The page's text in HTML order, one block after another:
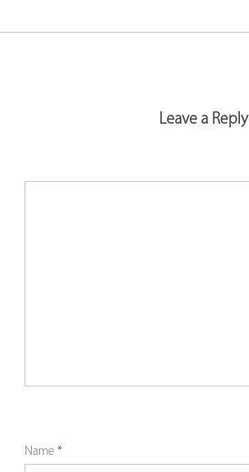
Leave a Reply
Name *